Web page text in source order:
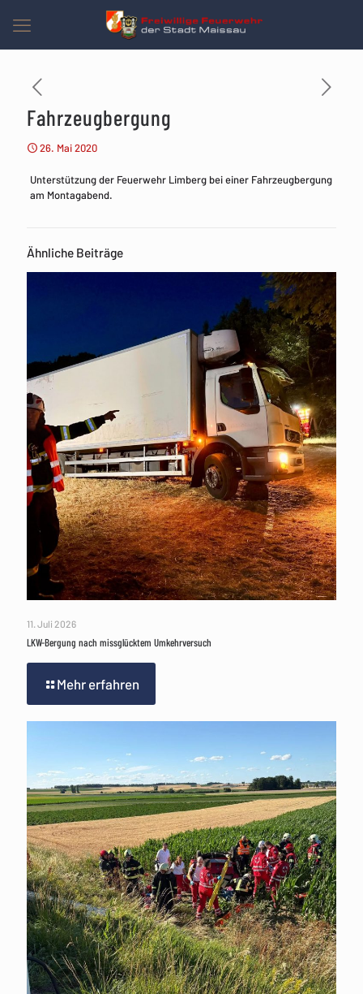
Fahrzeugbergung
26. Mai 2020
Unterstützung der Feuerwehr Limberg bei einer Fahrzeugbergung
am Montagabend.
Ähnliche Beiträge
11. Juli 2026
LKW-Bergung nach missglücktem Umkehrversuch
Mehr erfahren